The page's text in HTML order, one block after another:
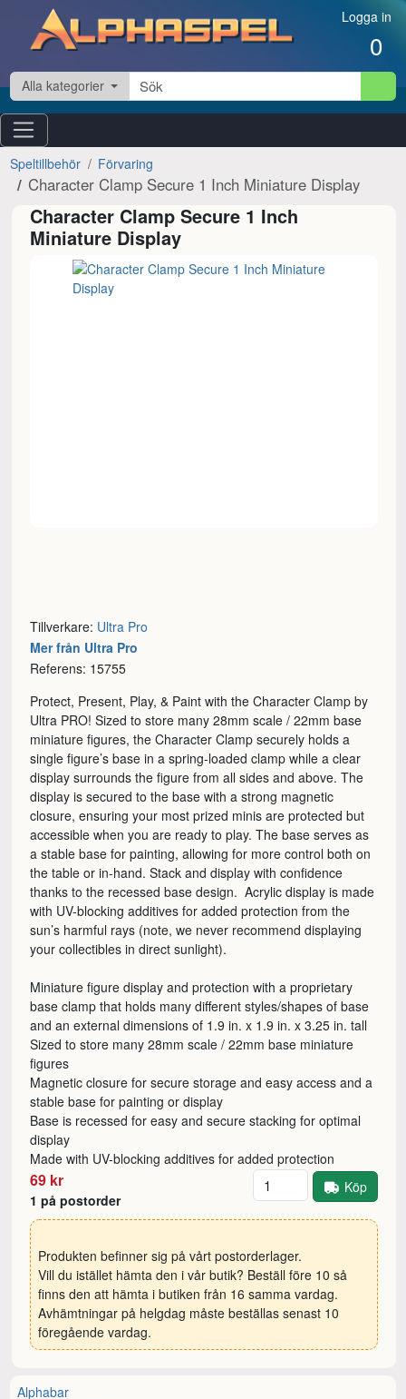
Hoppa till innehåll Logga in
0
Alla kategorier
Speltillbehör Förvaring
Character Clamp Secure 1 Inch Miniature Display
Character Clamp Secure 1 Inch
Miniature Display
Tillverkare: Ultra Pro
Mer från Ultra Pro
Referens: 15755
Protect, Present, Play, & Paint with the Character Clamp by
Ultra PRO! Sized to store many 28mm scale / 22mm base
miniature figures, the Character Clamp securely holds a
single figure’s base in a spring-loaded clamp while a clear
display surrounds the figure from all sides and above. The
display is secured to the base with a strong magnetic
closure, ensuring your most prized minis are protected but
accessible when you are ready to play. The base serves as
a stable base for painting, allowing for more control both on
the table or in-hand. Stack and display with confidence
thanks to the recessed base design. Acrylic display is made
with UV-blocking additives for added protection from the
sun’s harmful rays (note, we never recommend displaying
your collectibles in direct sunlight).
Miniature figure display and protection with a proprietary
base clamp that holds many different styles/shapes of base
and an external dimensions of 1.9 in. x 1.9 in. x 3.25 in. tall
Sized to store many 28mm scale / 22mm base miniature
figures
Magnetic closure for secure storage and easy access and a
stable base for painting or display
Base is recessed for easy and secure stacking for optimal
display
Made with UV-blocking additives for added protection
69 kr
1 på postorder
Antal Köp
Produkten befinner sig på vårt postorderlager.
Vill du istället hämta den i vår butik? Beställ före 10 så
finns den att hämta i butiken från 16 samma vardag.
Avhämtningar på helgdag måste beställas senast 10
föregående vardag.
Alphabar